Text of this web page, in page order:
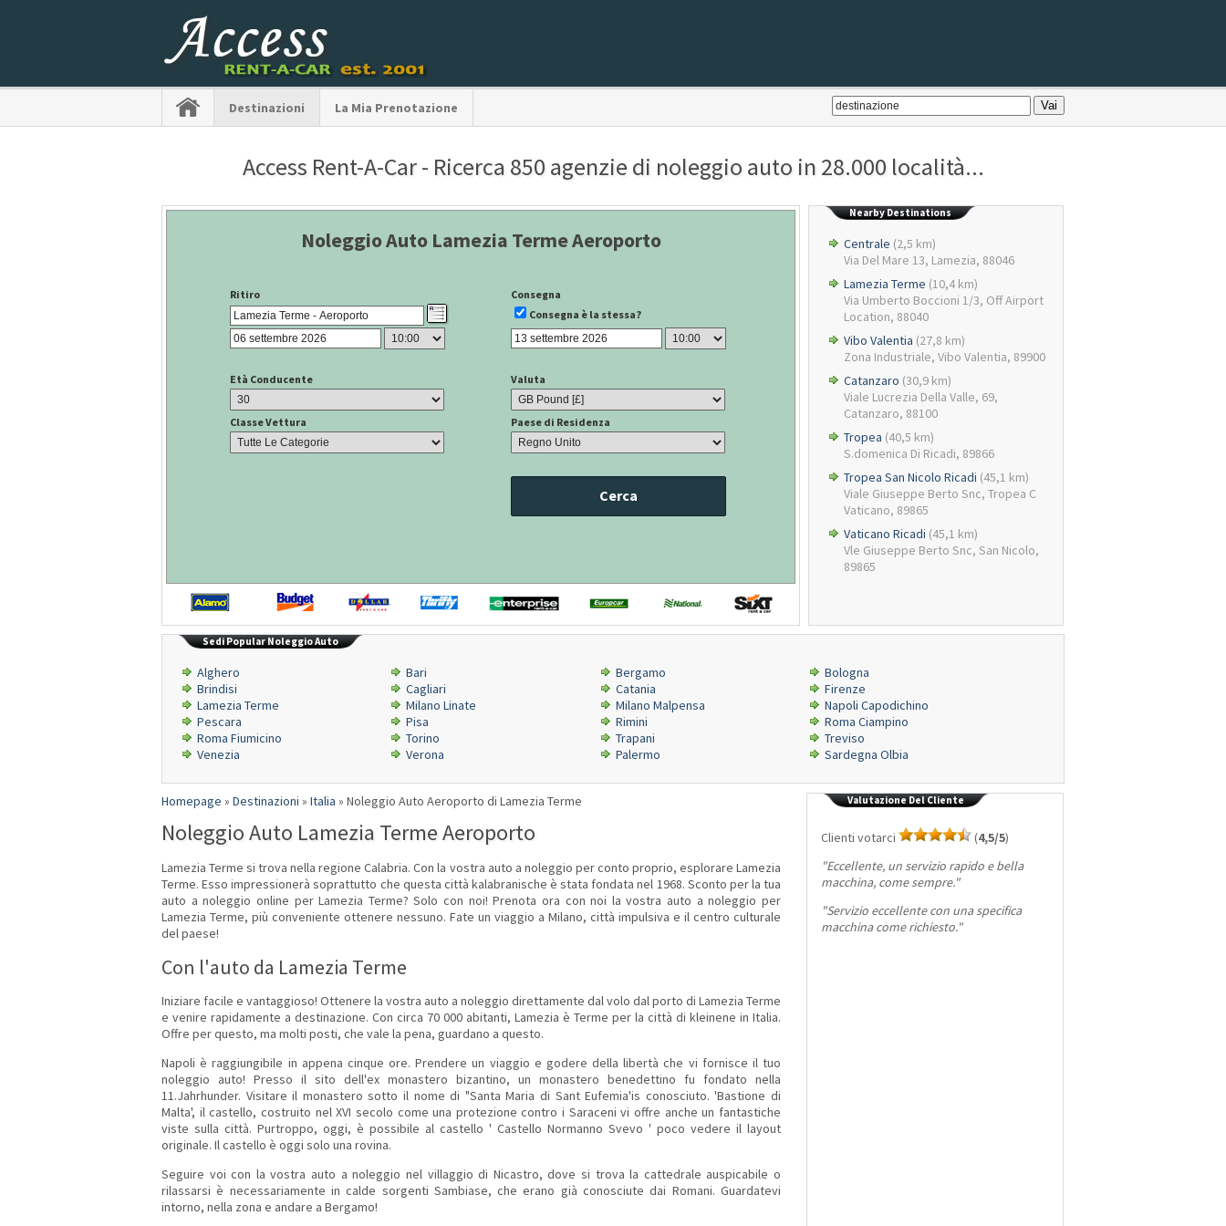
Destinazioni La Mia Prenotazione
Access Rent-A-Car - Ricerca 850 agenzie di noleggio auto in 28.000 località...
Noleggio Auto Lamezia Terme Aeroporto
Ritiro
Consegna
Consegna è la stessa?
Età Conducente Valuta
Classe Vettura Paese di Residenza
Cerca
Nearby Destinations
Centrale (2,5 km)
Via Del Mare 13, Lamezia, 88046
Lamezia Terme (10,4 km)
Via Umberto Boccioni 1/3, Off Airport
Location, 88040
Vibo Valentia (27,8 km)
Zona Industriale, Vibo Valentia, 89900
Catanzaro (30,9 km)
Viale Lucrezia Della Valle, 69,
Catanzaro, 88100
Tropea (40,5 km)
S.domenica Di Ricadi, 89866
Tropea San Nicolo Ricadi (45,1 km)
Viale Giuseppe Berto Snc, Tropea C
Vaticano, 89865
Vaticano Ricadi (45,1 km)
Vle Giuseppe Berto Snc, San Nicolo,
89865
Sedi Popular Noleggio Auto
Alghero Bari Bergamo
Bologna
Brindisi
Cagliari Catania
Firenze
Lamezia Terme
Milano Linate Milano Malpensa
Napoli Capodichino
Pescara
Pisa Rimini
Roma Ciampino
Roma Fiumicino
Torino Trapani
Treviso
Venezia
Verona Palermo Sardegna Olbia
Homepage » Destinazioni » Italia » Noleggio Auto Aeroporto di Lamezia Terme
Noleggio Auto Lamezia Terme Aeroporto
Lamezia Terme si trova nella regione Calabria. Con la vostra auto a noleggio per conto proprio, esplorare Lamezia
Terme. Esso impressionerà soprattutto che questa città kalabranische è stata fondata nel 1968. Sconto per la tua
auto a noleggio online per Lamezia Terme? Solo con noi! Prenota ora con noi la vostra auto a noleggio per
Lamezia Terme, più conveniente ottenere nessuno. Fate un viaggio a Milano, città impulsiva e il centro culturale
del paese!
Con l'auto da Lamezia Terme
Iniziare facile e vantaggioso! Ottenere la vostra auto a noleggio direttamente dal volo dal porto di Lamezia Terme
e venire rapidamente a destinazione. Con circa 70 000 abitanti, Lamezia è Terme per la città di kleinene in Italia.
Offre per questo, ma molti posti, che vale la pena, guardano a questo.
Napoli è raggiungibile in appena cinque ore. Prendere un viaggio e godere della libertà che vi fornisce il tuo
noleggio auto! Presso il sito dell'ex monastero bizantino, un monastero benedettino fu fondato nella
11.Jahrhunder. Visitare il monastero sotto il nome di "Santa Maria di Sant Eufemia'is conosciuto. 'Bastione di
Malta', il castello, costruito nel XVI secolo come una protezione contro i Saraceni vi offre anche un fantastiche
viste sulla città. Purtroppo, oggi, è possibile al castello ' Castello Normanno Svevo ' poco vedere il layout
originale. Il castello è oggi solo una rovina.
Seguire voi con la vostra auto a noleggio nel villaggio di Nicastro, dove si trova la cattedrale auspicabile o
rilassarsi è necessariamente in calde sorgenti Sambiase, che erano già conosciute dai Romani. Guardatevi
intorno, nella zona e andare a Bergamo!
Valutazione Del Cliente
Clienti votarci (4,5/5)
"Eccellente, un servizio rapido e bella
macchina, come sempre."
"Servizio eccellente con una specifica
macchina come richiesto."